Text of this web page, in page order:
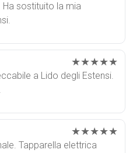
sostituito la mia
★★★★★
a Lido degli Estensi.
★★★★★
Tapparella elettrica